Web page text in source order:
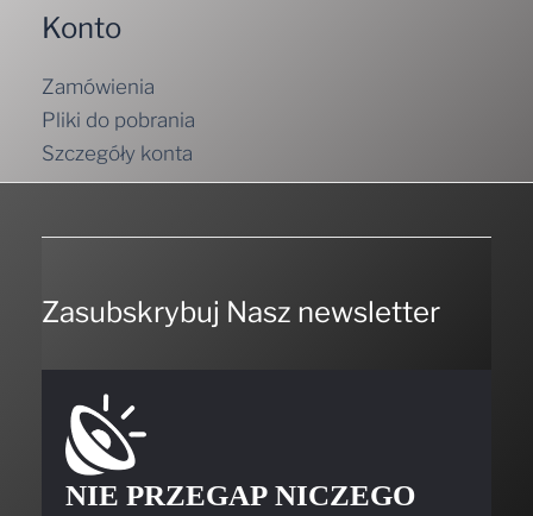
Konto
Zamówienia
Pliki do pobrania
Szczegóły konta
Zasubskrybuj Nasz newsletter
NIE PRZEGAP NICZEGO